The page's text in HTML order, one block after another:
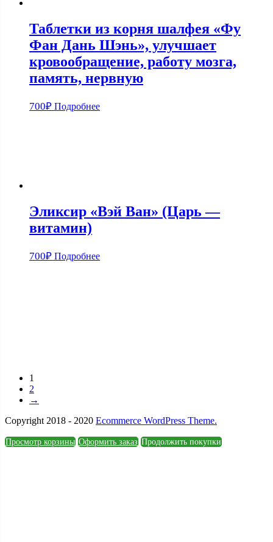
Таблетки из корня шалфея «Фу
Фан Дань Шэнь», улучшает
кровообращение, работу мозга,
память, нервную
700₽ Подробнее
Эликсир «Вэй Ван» (Царь —
витамин)
700₽ Подробнее
1
2
→
Copyright 2018 - 2020 Ecommerce WordPress Theme.
Просмотр корзины Оформить заказ Продолжить покупки